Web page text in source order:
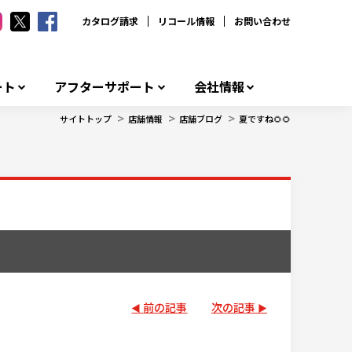
カタログ請求 リコール情報 お問い合わせ
アフターサポート 会社情報
サイトトップ > 店舗情報 > 店舗ブログ > 夏ですね🌻🌻
前の記事 次の記事